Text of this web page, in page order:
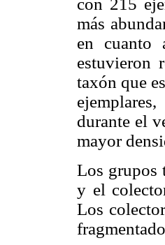
con 215
más
en cuanto
estuvieron
taxón que
durante el
mayor
Los grupos
y el
Los